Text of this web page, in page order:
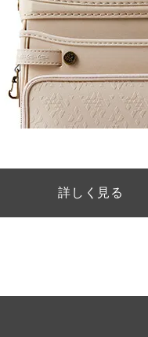
詳しく見る